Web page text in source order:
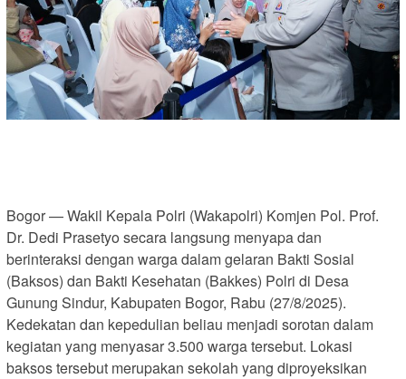
Bogor — Wakil Kepala Polri (Wakapolri) Komjen Pol. Prof.
Dr. Dedi Prasetyo secara langsung menyapa dan
berinteraksi dengan warga dalam gelaran Bakti Sosial
(Baksos) dan Bakti Kesehatan (Bakkes) Polri di Desa
Gunung Sindur, Kabupaten Bogor, Rabu (27/8/2025).
Kedekatan dan kepedulian beliau menjadi sorotan dalam
kegiatan yang menyasar 3.500 warga tersebut. Lokasi
baksos tersebut merupakan sekolah yang diproyeksikan